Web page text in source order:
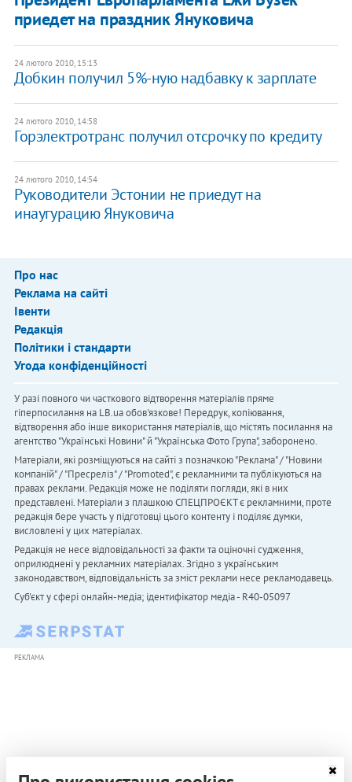
приедет на праздник Януковича
24 лютого 2010, 15:13
Добкин получил 5%-ную надбавку к зарплате
24 лютого 2010, 14:58
Горэлектротранс получил отсрочку по кредиту
24 лютого 2010, 14:54
Руководители Эстонии не приедут на
инаугурацию Януковича
Про нас
Реклама на сайті
Івенти
Редакція
Політики і стандарти
Угода конфіденційності
У разі повного чи часткового відтворення матеріалів пряме
гіперпосилання на LB.ua обов'язкове! Передрук, копіювання,
відтворення або інше використання матеріалів, що містять посилання на
агентство "Українськi Новини" й "Українська Фото Група", заборонено.
Матеріали, які розміщуються на сайті з позначкою "Реклама" / "Новини
компаній" / "Пресреліз" / "Promoted", є рекламними та публікуються на
правах реклами. Редакція може не поділяти погляди, які в них
представлені. Матеріали з плашкою СПЕЦПРОЄКТ є рекламними, проте
редакція бере участь у підготовці цього контенту і поділяє думки,
висловлені у цих матеріалах.
Редакція не несе відповідальності за факти та оціночні судження,
оприлюднені у рекламних матеріалах. Згідно з українським
законодавством, відповідальність за зміст реклами несе рекламодавець.
Cуб'єкт у сфері онлайн-медіа; ідентифікатор медіа - R40-05097
РЕКЛАМА